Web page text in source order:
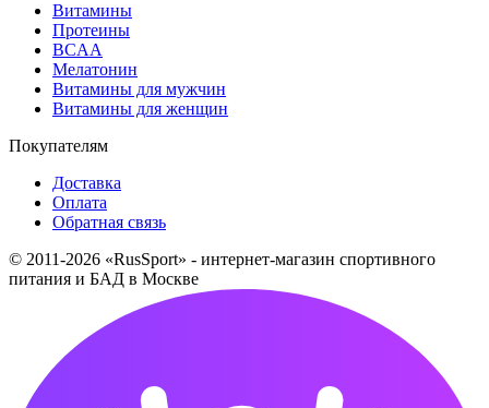
Витамины
Протеины
BCAA
Мелатонин
Витамины для мужчин
Витамины для женщин
Покупателям
Доставка
Оплата
Обратная связь
© 2011-2026 «RusSport» - интернет-магазин спортивного
питания и БАД в Москве